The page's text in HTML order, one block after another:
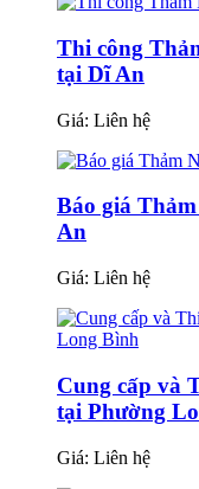
Thi công
tại Dĩ An
Giá: Liên hệ
Báo giá
An
Giá: Liên hệ
Cung cấp và
tại Phường
Giá: Liên hệ